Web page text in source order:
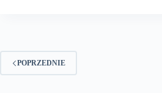
POPRZEDNIE